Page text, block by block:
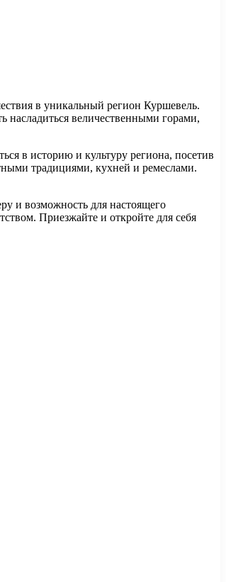
в уникальный регион Куршевель.
насладиться величественными горами,
в историю и культуру региона, посетив
традициями, кухней и ремеслами.
и возможность для настоящего
Приезжайте и откройте для себя